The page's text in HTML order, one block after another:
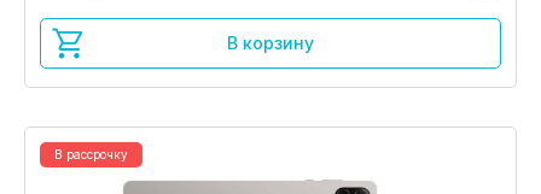
В корзину
В рассрочку